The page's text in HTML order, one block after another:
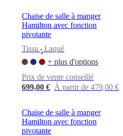
Chaise de salle à manger
Hamilton avec fonction
pivotante
Tissu
•
Laqué
+ plus d'options
Prix de vente conseillé
699,00 € À partir de 479,00 €
Chaise de salle à manger
Hamilton avec fonction
pivotante